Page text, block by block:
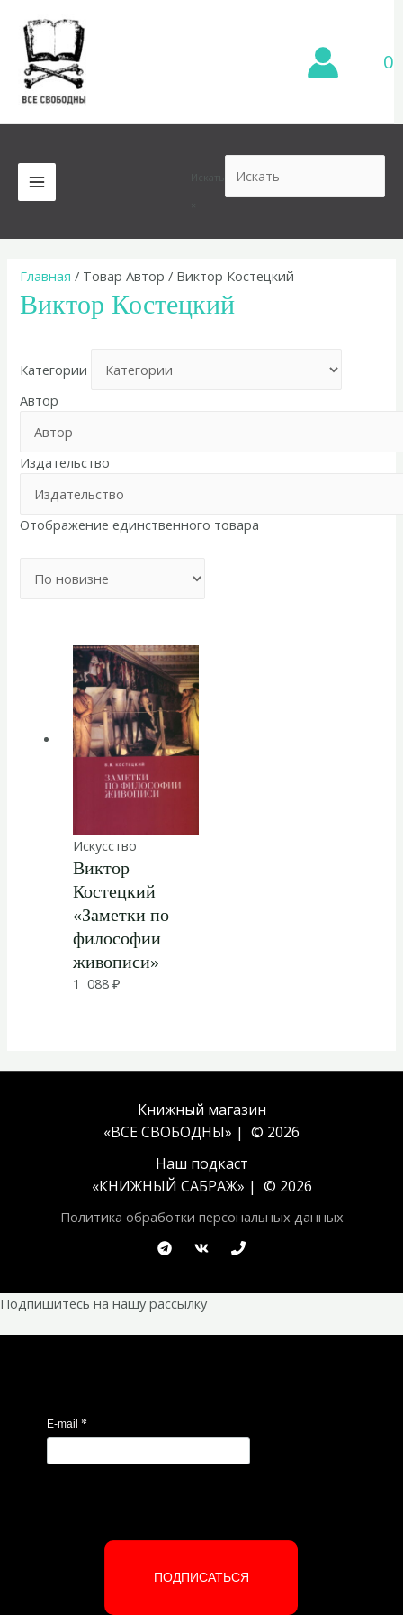
содержимому
0
MAIN
MENU
Главная / Товар Автор / Виктор Костецкий
Виктор Костецкий
Категории
Автор
Издательство
Отображение единственного товара
Искусство
Виктор
Костецкий
«Заметки по
философии
живописи»
1 088 ₽
Книжный магазин
«ВСЕ СВОБОДНЫ» | © 2026
Наш подкаст
«КНИЖНЫЙ САБРАЖ» | © 2026
Политика обработки персональных данных
Подпишитесь на нашу рассылку
E-mail *
ПОДПИСАТЬСЯ